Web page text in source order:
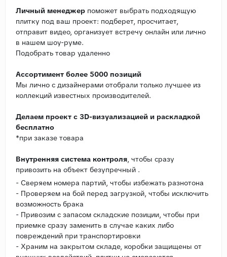
Личный менеджер поможет выбрать подходящую
плитку под ваш проект: подберет, просчитает,
отправит видео, организует встречу онлайн или лично
в нашем шоу-руме.
Подобрать товар удаленно
Ассортимент более 5000 позиций
Мы лично с дизайнерами отобрали только лучшее из
коллекций известных производителей.
Делаем проект с 3D-визуализацией и раскладкой
бесплатно
*при заказе товара
Внутренняя система контроля , чтобы сразу
привозить на объект безупречный .
- Сверяем номера партий, чтобы избежать разнотона
- Проверяем на бой перед загрузкой, чтобы исключить
возможность брака
- Привозим с запасом складские позиции, чтобы при
приемке сразу заменить в случае каких либо
повреждений при транспортировки
- Храним на закрытом складе, коробки защищены от